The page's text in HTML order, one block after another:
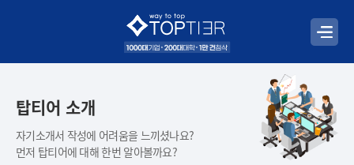
탑티어 소개
자기소개서 작성에 어려움을 느끼셨나요?
먼저 탑티어에 대해 한번 알아볼까요?